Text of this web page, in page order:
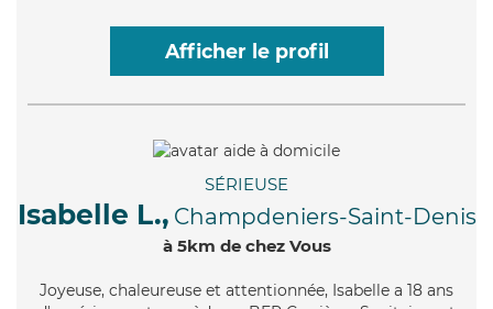
Afficher le profil
SÉRIEUSE
Isabelle L., Champdeniers-Saint-Denis
à 5km de chez Vous
Joyeuse, chaleureuse et attentionnée, Isabelle a 18 ans